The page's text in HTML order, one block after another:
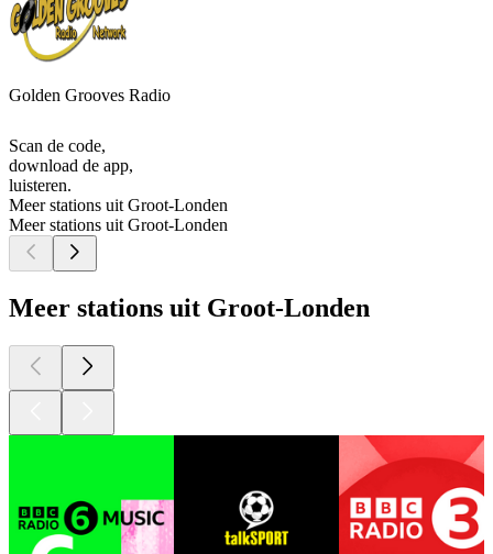
Golden Grooves Radio
Scan de code,
download de app,
luisteren.
Meer stations uit Groot-Londen
Meer stations uit Groot-Londen
Meer stations uit Groot-Londen